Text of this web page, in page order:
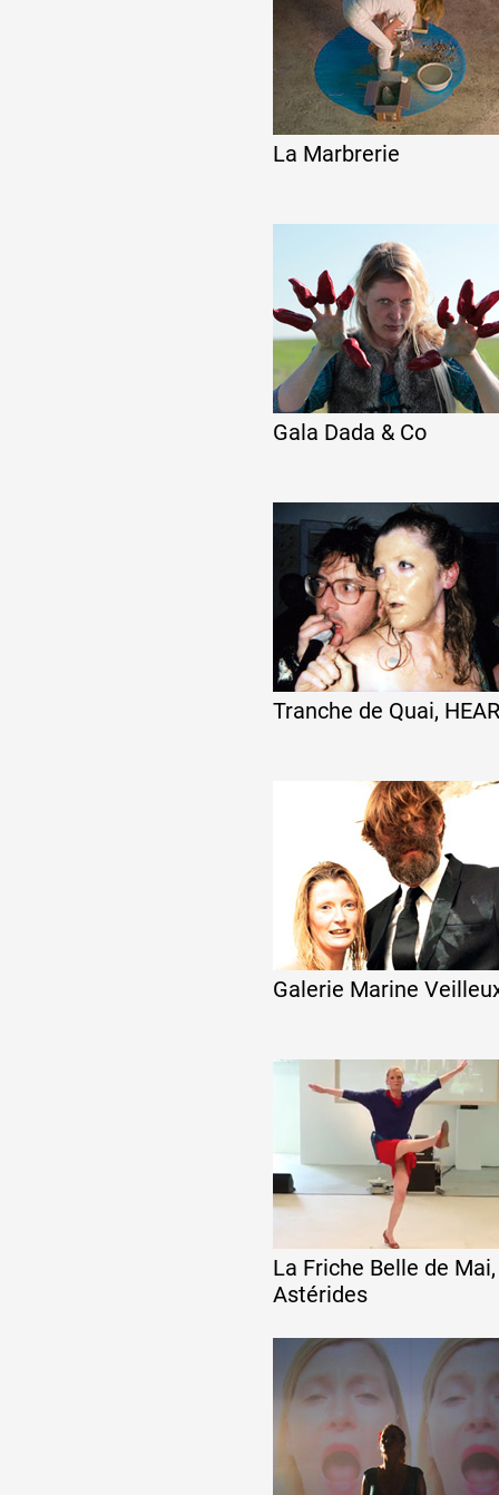
Formation
Événements
1% œuvres
Réseau
De A à Z
Année par année
Collection vidéos
La Marbrerie
Gala Dada & Co
Tranche de Quai, HEAR
Galerie Marine
La Friche Belle de Mai,
Astérides